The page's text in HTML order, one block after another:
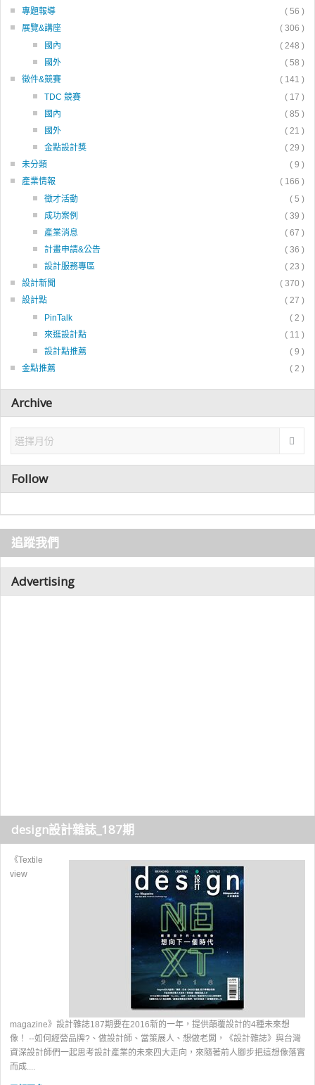
專題報導
( 56 )
展覽&講座
( 306 )
國內
( 248 )
國外
( 58 )
徵件&競賽
( 141 )
TDC 競賽
( 17 )
國內
( 85 )
國外
( 21 )
金點設計獎
( 29 )
未分類
( 9 )
產業情報
( 166 )
徵才活動
( 5 )
成功案例
( 39 )
產業消息
( 67 )
計畫申請&公告
( 36 )
設計服務專區
( 23 )
設計新聞
( 370 )
設計點
( 27 )
PinTalk
( 2 )
來逛設計點
( 11 )
設計點推薦
( 9 )
金點推薦
( 2 )
Archive
Follow
追蹤我們
Advertising
design設計雜誌_187期
《Textile
view
magazine》設計雜誌187期要在2016新的一年，提供顛覆設計的4種未來想
像！ --如何經營品牌?、做設計師、當策展人、想做老闆，《設計雜誌》與台灣
資深設計師們一起思考設計產業的未來四大走向，來隨著前人腳步把這想像落實
而成....